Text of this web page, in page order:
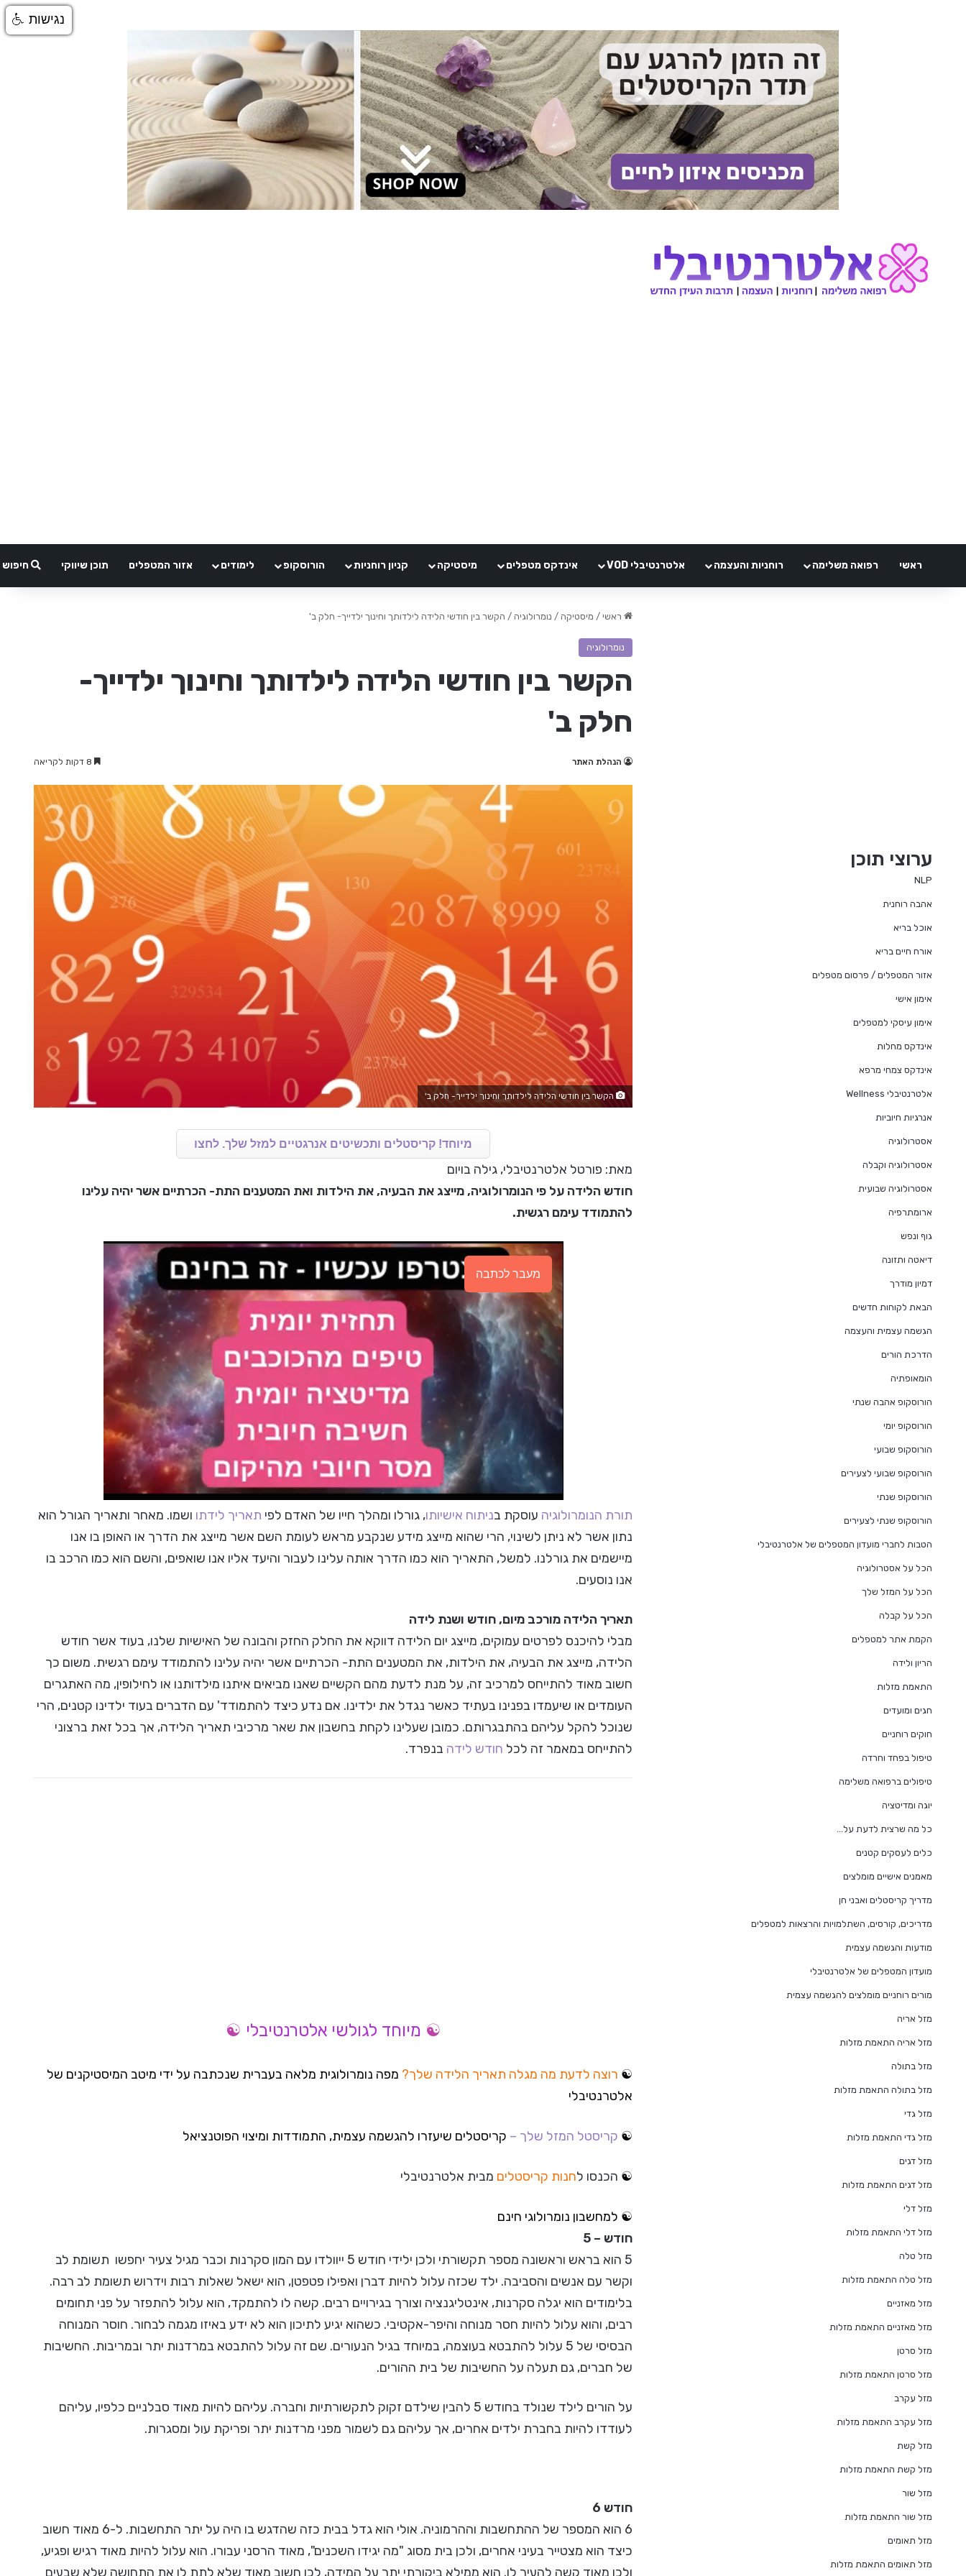
ראשי רפואה משלימה רוחניות והעצמה אלטרנטיבלי VOD אינדקס מטפלים מיסטיקה קניון רוחניות הורוסקופ לימודים אזור המטפלים תוכן שיווקי חיפוש
ראשי / מיסטיקה / נומרולוגיה / הקשר בין חודשי הלידה לילדותך וחינוך ילדייך- חלק ב'
נומרולוגיה
הקשר בין חודשי הלידה לילדותך וחינוך ילדייך-
חלק ב'
הנהלת האתר
הקשר בין חודשי הלידה לילדותך וחינוך ילדייך- חלק ב'
מיוחד! קריסטלים ותכשיטים אנרגטיים למזל שלך. לחצו
מאת: פורטל אלטרנטיבלי, גילה בויום
חודש הלידה על פי הנומרולוגיה, מייצג את הבעיה, את הילדות ואת המטענים התת- הכרתיים אשר יהיה עלינו
להתמודד עימם רגשית.
מעבר לכתבה
תורת הנומרולוגיה עוסקת בניתוח אישיותו, גורלו ומהלך חייו של האדם לפי תאריך לידתו ושמו. מאחר ותאריך הגורל הוא
נתון אשר לא ניתן לשינוי, הרי שהוא מייצג מידע שנקבע מראש לעומת השם אשר מייצג את הדרך או האופן בו אנו
מיישמים את גורלנו. למשל, התאריך הוא כמו הדרך אותה עלינו לעבור והיעד אליו אנו שואפים, והשם הוא כמו הרכב בו
אנו נוסעים.
תאריך הלידה מורכב מיום, חודש ושנת לידה
מבלי להיכנס לפרטים עמוקים, מייצג יום הלידה דווקא את החלק החזק והבונה של האישיות שלנו, בעוד אשר חודש
הלידה, מייצג את הבעיה, את הילדות, את המטענים התת- הכרתיים אשר יהיה עלינו להתמודד עימם רגשית. משום כך
חשוב מאוד להתייחס למרכיב זה, על מנת לדעת מהם הקשיים שאנו מביאים איתנו מילדותנו או לחילופין, מה האתגרים
העומדים או שיעמדו בפנינו בעתיד כאשר נגדל את ילדינו. אם נדע כיצד להתמודד' עם הדברים בעוד ילדינו קטנים, הרי
שנוכל להקל עליהם בהתבגרותם. כמובן שעלינו לקחת בחשבון את שאר מרכיבי תאריך הלידה, אך בכל זאת ברצוני
להתייחס במאמר זה לכל חודש לידה בנפרד.
☯ מיוחד לגולשי אלטרנטיבלי ☯
☯ רוצה לדעת מה מגלה תאריך הלידה שלך? מפה נומרולוגית מלאה בעברית שנכתבה על ידי מיטב המיסטיקנים של
אלטרנטיבלי
☯ קריסטל המזל שלך – קריסטלים שיעזרו להגשמה עצמית, התמודדות ומיצוי הפוטנציאל
☯ הכנסו לחנות קריסטלים מבית אלטרנטיבלי
☯ למחשבון נומרולוגי חינם
חודש – 5
5 הוא בראש וראשונה מספר תקשורתי ולכן ילידי חודש 5 ייוולדו עם המון סקרנות וכבר מגיל צעיר יחפשו תשומת לב
וקשר עם אנשים והסביבה. ילד שכזה עלול להיות דברן ואפילו פטפטן, הוא ישאל שאלות רבות וידרוש תשומת לב רבה.
בלימודים הוא יגלה סקרנות, אינטליגנציה וצורך בגירויים רבים. קשה לו להתמקד, הוא עלול להתפזר על פני תחומים
רבים, והוא עלול להיות חסר מנוחה והיפר-אקטיבי. כשהוא יגיע לתיכון הוא לא ידע באיזו מגמה לבחור. חוסר המנוחה
הבסיסי של 5 עלול להתבטא בעוצמה, במיוחד בגיל הנעורים. שם זה עלול להתבטא במרדנות יתר ובמריבות. החשיבות
של חברים, גם תעלה על החשיבות של בית ההורים.
על הורים לילד שנולד בחודש 5 להבין שילדם זקוק לתקשורתיות וחברה. עליהם להיות מאוד סבלניים כלפיו, עליהם
לעודדו להיות בחברת ילדים אחרים, אך עליהם גם לשמור מפני מרדנות יתר ופריקת עול ומסגרות.
חודש 6
6 הוא המספר של ההתחשבות וההרמוניה. אולי הוא גדל בבית כזה שהדגש בו היה על יתר התחשבות. ל-6 מאוד חשוב
כיצד הוא מצטייר בעיני אחרים, ולכן בית מסוג "מה יגידו השכנים", מאוד הרסני עבורו. הוא עלול להיות מאוד רגיש ופגיע,
ולכן מאוד קשה להעיר לו. הוא ממילא ביקורתי יתר על המידה, לכן חשוב מאוד שלא לתת לו את התחושה שלא שבעים
ערוצי תוכן
NLP
אהבה רוחנית
אוכל בריא
אורח חיים בריא
אזור המטפלים / פרסום מטפלים
אימון אישי
אימון עיסקי למטפלים
אינדקס מחלות
אינדקס צמחי מרפא
אלטרנטיבלי Wellness
אנרגיות חיוביות
אסטרולוגיה
אסטרולוגיה וקבלה
אסטרולוגיה שבועית
ארומתרפיה
גוף ונפש
דיאטה ותזונה
דמיון מודרך
הבאת לקוחות חדשים
הגשמה עצמית והעצמה
הדרכת הורים
הומאופתיה
הורוסקופ אהבה שנתי
הורוסקופ יומי
הורוסקופ שבועי
הורוסקופ שבועי לצעירים
הורוסקופ שנתי
הורוסקופ שנתי לצעירים
הטבות לחברי מועדון המטפלים של אלטרנטיבלי
הכל על אסטרולוגיה
הכל על המזל שלך
הכל על קבלה
הקמת אתר למטפלים
הריון ולידה
התאמת מזלות
חגים ומועדים
חוקים רוחניים
טיפול בפחד וחרדה
טיפולים ברפואה משלימה
יוגה ומדיטציה
כל מה שרצית לדעת על…
כלים לעסקים קטנים
מאמנים אישיים מומלצים
מדריך קריסטלים ואבני חן
מדריכים, קורסים, השתלמויות והרצאות למטפלים
מודעות והגשמה עצמית
מועדון המטפלים של אלטרנטיבלי
מורים רוחניים מומלצים להגשמה עצמית
מזל אריה
מזל אריה התאמת מזלות
מזל בתולה
מזל בתולה התאמת מזלות
מזל גדי
מזל גדי התאמת מזלות
מזל דגים
מזל דגים התאמת מזלות
מזל דלי
מזל דלי התאמת מזלות
מזל טלה
מזל טלה התאמת מזלות
מזל מאזניים
מזל מאזניים התאמת מזלות
מזל סרטן
מזל סרטן התאמת מזלות
מזל עקרב
מזל עקרב התאמת מזלות
מזל קשת
מזל קשת התאמת מזלות
מזל שור
מזל שור התאמת מזלות
מזל תאומים
מזל תאומים התאמת מזלות
נגישות